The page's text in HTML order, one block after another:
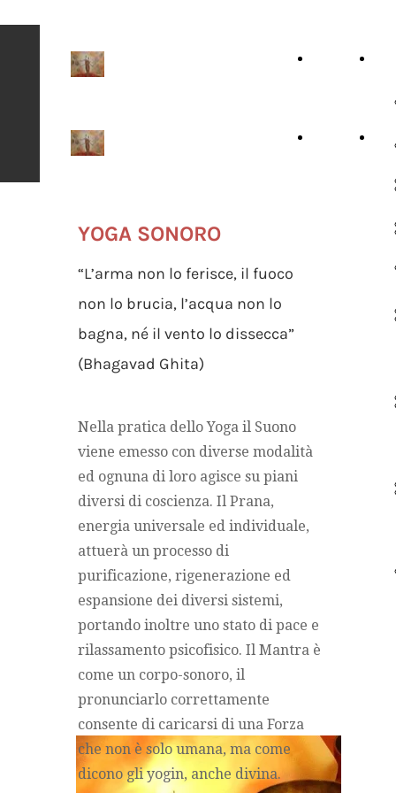
YOGA SONORO
“L’arma non lo ferisce, il fuoco
non lo brucia, l’acqua non lo
bagna, né il vento lo dissecca”
(Bhagavad Ghita)
Nella pratica dello Yoga il Suono
viene emesso con diverse modalità
ed ognuna di loro agisce su piani
diversi di coscienza. Il Prana,
energia universale ed individuale,
attuerà un processo di
purificazione, rigenerazione ed
espansione dei diversi sistemi,
portando inoltre uno stato di pace e
rilassamento psicofisico. Il Mantra è
come un corpo-sonoro, il
pronunciarlo correttamente
consente di caricarsi di una Forza
che non è solo umana, ma come
dicono gli yogin, anche divina.